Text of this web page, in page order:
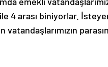
4 arası biniyorlar.